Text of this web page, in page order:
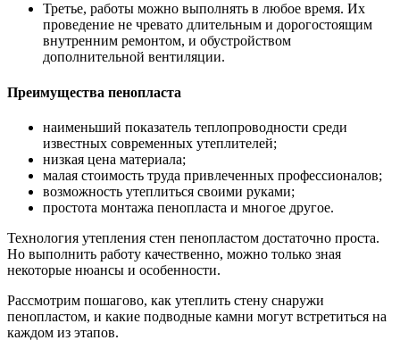
Третье, работы можно выполнять в любое время. Их
проведение не чревато длительным и дорогостоящим
внутренним ремонтом, и обустройством
дополнительной вентиляции.
Преимущества пенопласта
наименьший показатель теплопроводности среди
известных современных утеплителей;
низкая цена материала;
малая стоимость труда привлеченных профессионалов;
возможность утеплиться своими руками;
простота монтажа пенопласта и многое другое.
Технология утепления стен пенопластом достаточно проста.
Но выполнить работу качественно, можно только зная
некоторые нюансы и особенности.
Рассмотрим пошагово, как утеплить стену снаружи
пенопластом, и какие подводные камни могут встретиться на
каждом из этапов.